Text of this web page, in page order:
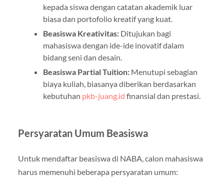
kepada siswa dengan catatan akademik luar
biasa dan portofolio kreatif yang kuat.
Beasiswa Kreativitas:Ditujukan bagi
mahasiswa dengan ide-ide inovatif dalam
bidang seni dan desain.
Beasiswa Partial Tuition:Menutupi sebagian
biaya kuliah, biasanya diberikan berdasarkan
kebutuhan pkb-juang.id finansial dan prestasi.
Persyaratan Umum Beasiswa
Untuk mendaftar beasiswa di NABA, calon mahasiswa
harus memenuhi beberapa persyaratan umum: